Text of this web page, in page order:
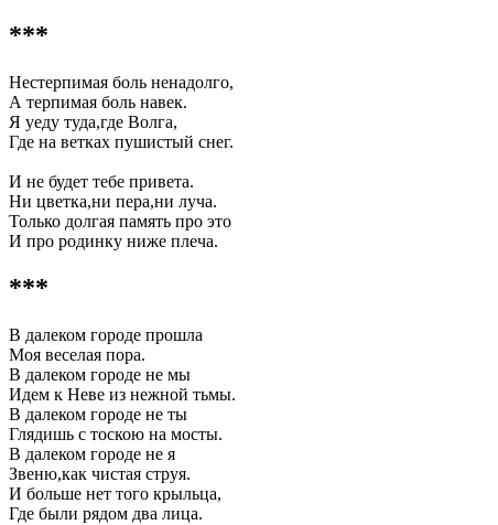
***
Нестерпимая боль ненадолго,
А терпимая боль навек.
Я уеду туда,где Волга,
Где на ветках пушистый снег.
И не будет тебе привета.
Ни цветка,ни пера,ни луча.
Только долгая память про это
И про родинку ниже плеча.
***
В далеком городе прошла
Моя веселая пора.
В далеком городе не мы
Идем к Неве из нежной тьмы.
В далеком городе не ты
Глядишь с тоскою на мосты.
В далеком городе не я
Звеню,как чистая струя.
И больше нет того крыльца,
Где были рядом два лица.